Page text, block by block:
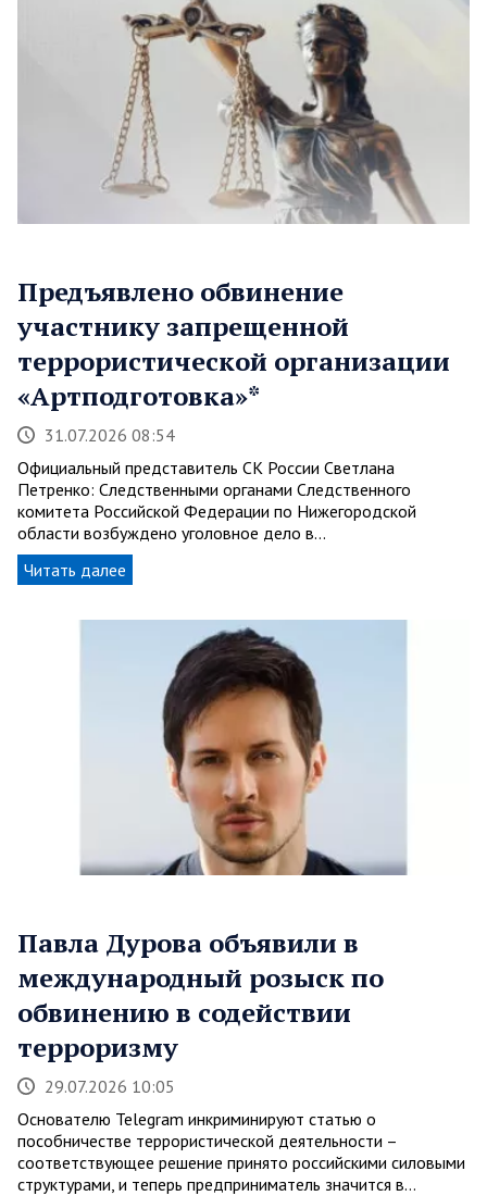
Предъявлено обвинение
участнику запрещенной
террористической организации
«Артподготовка»*
31.07.2026 08:54
Официальный представитель СК России Светлана
Петренко: Следственными органами Следственного
комитета Российской Федерации по Нижегородской
области возбуждено уголовное дело в…
Читать далее
Павла Дурова объявили в
международный розыск по
обвинению в содействии
терроризму
29.07.2026 10:05
Основателю Telegram инкриминируют статью о
пособничестве террористической деятельности –
соответствующее решение принято российскими силовыми
структурами, и теперь предприниматель значится в…